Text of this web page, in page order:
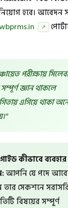
হবে। আবেদন
↗
পরীক্ষায়
জ্ঞান থাকলে
এগিয়ে থাকা
কীভাবে ব্যবহার
আপনি যে পদে
সেকশনে
বিষয়ের সম্পূর্ণ